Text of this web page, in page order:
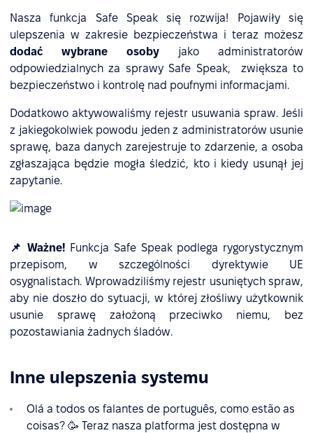
Nasza funkcja Safe Speak się rozwija! Pojawiły się
ulepszenia w zakresie bezpieczeństwa i teraz możesz
dodać wybrane osoby jako administratorów
odpowiedzialnych za sprawy Safe Speak, zwiększa to
bezpieczeństwo i kontrolę nad poufnymi informacjami.
Dodatkowo aktywowaliśmy rejestr usuwania spraw. Jeśli
z jakiegokolwiek powodu jeden z administratorów usunie
sprawę, baza danych zarejestruje to zdarzenie, a osoba
zgłaszająca będzie mogła śledzić, kto i kiedy usunął jej
zapytanie.
📌 Ważne! Funkcja Safe Speak podlega rygorystycznym
przepisom, w szczególności dyrektywie UE
osygnalistach. Wprowadziliśmy rejestr usuniętych spraw,
aby nie doszło do sytuacji, w której złośliwy użytkownik
usunie sprawę założoną przeciwko niemu, bez
pozostawiania żadnych śladów.
Inne ulepszenia systemu
Olá a todos os falantes de português, como estão as
coisas? 🥳 Teraz nasza platforma jest dostępna w